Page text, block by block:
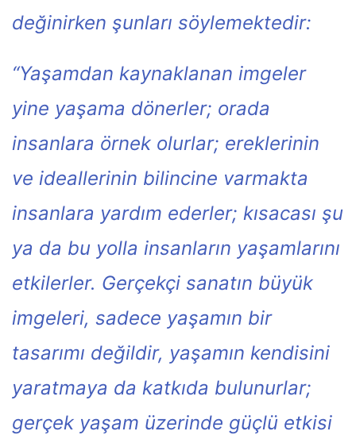
değinirken şunları söylemektedir:
“Yaşamdan kaynaklanan imgeler
yine yaşama dönerler; orada
insanlara örnek olurlar; ereklerinin
ve ideallerinin bilincine varmakta
insanlara yardım ederler; kısacası şu
ya da bu yolla insanların yaşamlarını
etkilerler. Gerçekçi sanatın büyük
imgeleri, sadece yaşamın bir
tasarımı değildir, yaşamın kendisini
yaratmaya da katkıda bulunurlar;
gerçek yaşam üzerinde güçlü etkisi